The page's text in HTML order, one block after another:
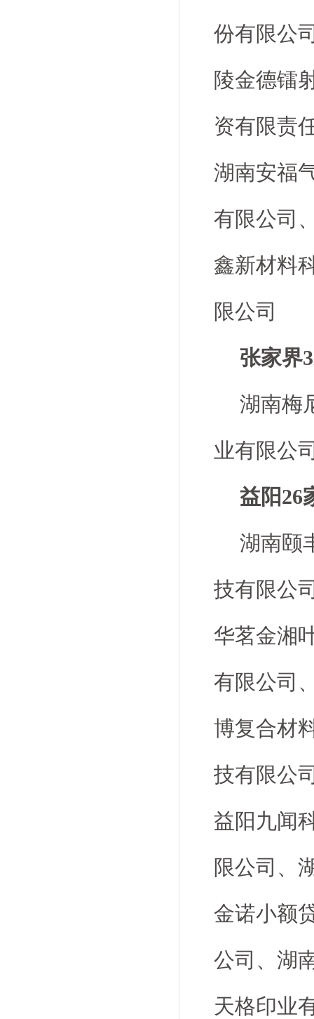
份有限公
陵金德镭
资有限责
湖南安福
有限公司
鑫新材料
限公司
张家界
湖南梅
业有限公
益阳26
湖南颐
技有限公
华茗金湘
有限公司
博复合材
技有限公
益阳九闻
限公司、
金诺小额
公司、湖
天格印业